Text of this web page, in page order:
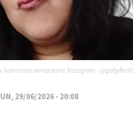
29/06/2026 - 20:08
humorista venezolana. Instagram - @gabyfleritt